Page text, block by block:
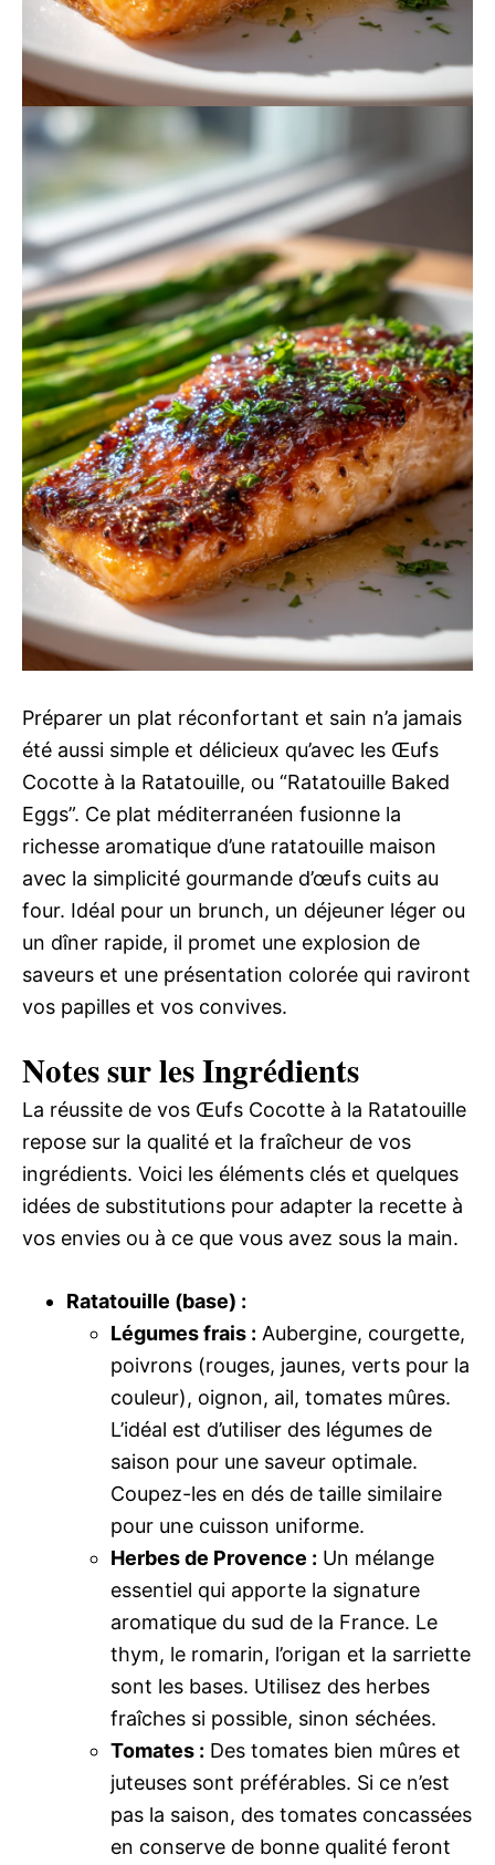
Préparer un plat réconfortant et sain n’a jamais
été aussi simple et délicieux qu’avec les Œufs
Cocotte à la Ratatouille, ou “Ratatouille Baked
Eggs”. Ce plat méditerranéen fusionne la
richesse aromatique d’une ratatouille maison
avec la simplicité gourmande d’œufs cuits au
four. Idéal pour un brunch, un déjeuner léger ou
un dîner rapide, il promet une explosion de
saveurs et une présentation colorée qui raviront
vos papilles et vos convives.
Notes sur les Ingrédients
La réussite de vos Œufs Cocotte à la Ratatouille
repose sur la qualité et la fraîcheur de vos
ingrédients. Voici les éléments clés et quelques
idées de substitutions pour adapter la recette à
vos envies ou à ce que vous avez sous la main.
Ratatouille (base) :
Légumes frais : Aubergine, courgette,
poivrons (rouges, jaunes, verts pour la
couleur), oignon, ail, tomates mûres.
L’idéal est d’utiliser des légumes de
saison pour une saveur optimale.
Coupez-les en dés de taille similaire
pour une cuisson uniforme.
Herbes de Provence : Un mélange
essentiel qui apporte la signature
aromatique du sud de la France. Le
thym, le romarin, l’origan et la sarriette
sont les bases. Utilisez des herbes
fraîches si possible, sinon séchées.
Tomates : Des tomates bien mûres et
juteuses sont préférables. Si ce n’est
pas la saison, des tomates concassées
en conserve de bonne qualité feront